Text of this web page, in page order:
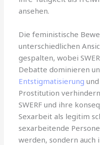
ansehen.
Die feministische
unterschiedlichen
gespalten, wobei
Debatte dominieren
Entstigmatisierung
Prostitution
SWERF und ihre
Sexarbeit als legitim
sexarbeitende
werden, sondern auch